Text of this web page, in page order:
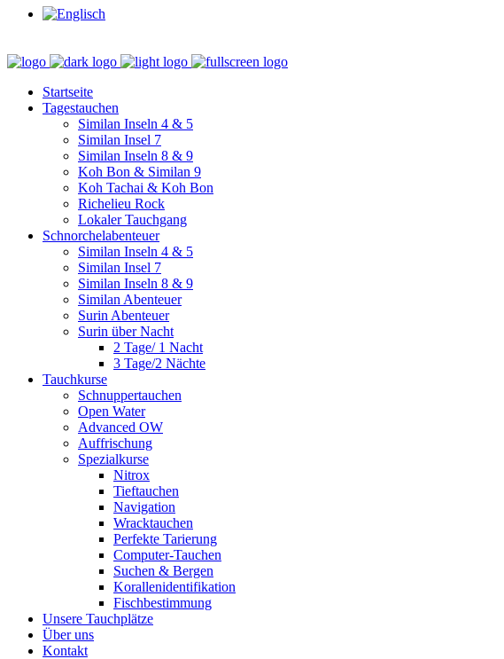
Startseite
Tagestauchen
Similan Inseln 4 & 5
Similan Insel 7
Similan Inseln 8 & 9
Koh Bon & Similan 9
Koh Tachai & Koh Bon
Richelieu Rock
Lokaler Tauchgang
Schnorchelabenteuer
Similan Inseln 4 & 5
Similan Insel 7
Similan Inseln 8 & 9
Similan Abenteuer
Surin Abenteuer
Surin über Nacht
2 Tage/ 1 Nacht
3 Tage/2 Nächte
Tauchkurse
Schnuppertauchen
Open Water
Advanced OW
Auffrischung
Spezialkurse
Nitrox
Tieftauchen
Navigation
Wracktauchen
Perfekte Tarierung
Computer-Tauchen
Suchen & Bergen
Korallenidentifikation
Fischbestimmung
Unsere Tauchplätze
Über uns
Kontakt